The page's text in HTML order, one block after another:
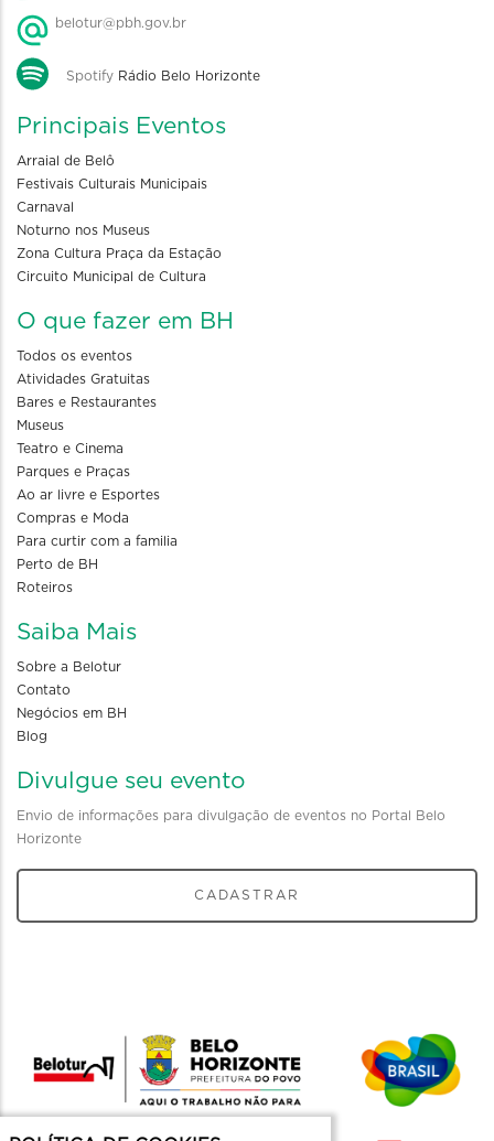
belotur@pbh.gov.br
Spotify Rádio Belo Horizonte
Principais Eventos
Arraial de Belô
Festivais Culturais Municipais
Carnaval
Noturno nos Museus
Zona Cultura Praça da Estação
Circuito Municipal de Cultura
O que fazer em BH
Todos os eventos
Atividades Gratuitas
Bares e Restaurantes
Museus
Teatro e Cinema
Parques e Praças
Ao ar livre e Esportes
Compras e Moda
Para curtir com a familia
Perto de BH
Roteiros
Saiba Mais
Sobre a Belotur
Contato
Negócios em BH
Blog
Divulgue seu evento
Envio de informações para divulgação de eventos no Portal Belo
Horizonte
CADASTRAR